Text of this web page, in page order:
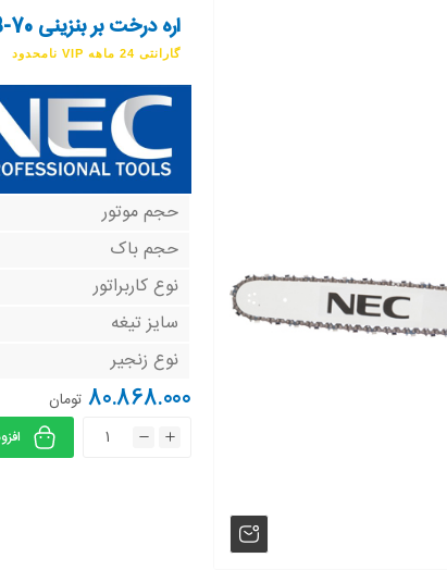
اره درخت بر بنزینی DB-70
گارانتی 24 ماهه VIP نامحدود
حجم موتور
حجم باک
نوع کاربراتور
سایز تیغه
نوع زنجیر
80.868.000 تومان